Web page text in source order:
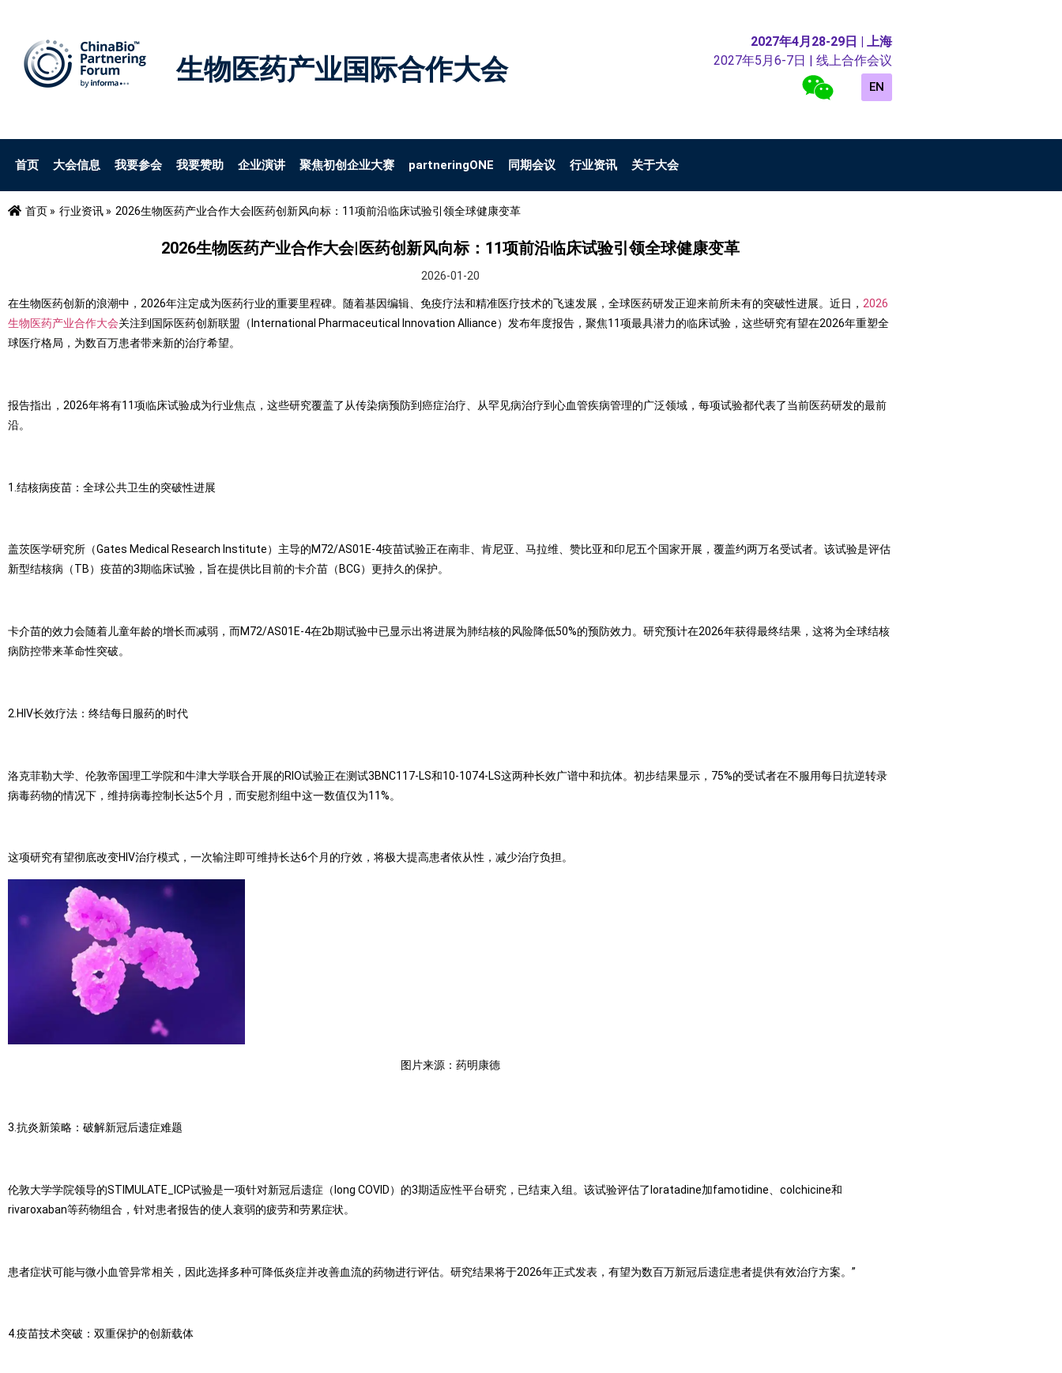
生物医药产业国际合作大会
2027年4月28-29日 | 上海
2027年5月6-7日 | 线上合作会议
EN
首页 大会信息 我要参会 我要赞助 企业演讲 聚焦初创企业大赛 partneringONE 同期会议 行业资讯 关于大会
首页 » 行业资讯 » 2026生物医药产业合作大会|医药创新风向标：11项前沿临床试验引领全球健康变革
2026生物医药产业合作大会|医药创新风向标：11项前沿临床试验引领全球健康变革
2026-01-20
在生物医药创新的浪潮中，2026年注定成为医药行业的重要里程碑。随着基因编辑、免疫疗法和精准医疗技术的飞速发展，全球医药研发正迎来前所未有的突破性进展。近日， 2026
生物医药产业合作大会关注到国际医药创新联盟（International Pharmaceutical Innovation Alliance）发布年度报告，聚焦11项最具潜力的临床试验，这些研究有望在2026年重塑全
球医疗格局，为数百万患者带来新的治疗希望。
报告指出，2026年将有11项临床试验成为行业焦点，这些研究覆盖了从传染病预防到癌症治疗、从罕见病治疗到心血管疾病管理的广泛领域，每项试验都代表了当前医药研发的最前
沿。
1.结核病疫苗：全球公共卫生的突破性进展
盖茨医学研究所（Gates Medical Research Institute）主导的M72/AS01E-4疫苗试验正在南非、肯尼亚、马拉维、赞比亚和印尼五个国家开展，覆盖约两万名受试者。该试验是评估
新型结核病（TB）疫苗的3期临床试验，旨在提供比目前的卡介苗（BCG）更持久的保护。
卡介苗的效力会随着儿童年龄的增长而减弱，而M72/AS01E-4在2b期试验中已显示出将进展为肺结核的风险降低50%的预防效力。研究预计在2026年获得最终结果，这将为全球结核
病防控带来革命性突破。
2.HIV长效疗法：终结每日服药的时代
洛克菲勒大学、伦敦帝国理工学院和牛津大学联合开展的RIO试验正在测试3BNC117-LS和10-1074-LS这两种长效广谱中和抗体。初步结果显示，75%的受试者在不服用每日抗逆转录
病毒药物的情况下，维持病毒控制长达5个月，而安慰剂组中这一数值仅为11%。
这项研究有望彻底改变HIV治疗模式，一次输注即可维持长达6个月的疗效，将极大提高患者依从性，减少治疗负担。
图片来源：药明康德
3.抗炎新策略：破解新冠后遗症难题
伦敦大学学院领导的STIMULATE_ICP试验是一项针对新冠后遗症（long COVID）的3期适应性平台研究，已结束入组。该试验评估了loratadine加famotidine、colchicine和
rivaroxaban等药物组合，针对患者报告的使人衰弱的疲劳和劳累症状。
患者症状可能与微小血管异常相关，因此选择多种可降低炎症并改善血流的药物进行评估。研究结果将于2026年正式发表，有望为数百万新冠后遗症患者提供有效治疗方案。”
4.疫苗技术突破：双重保护的创新载体